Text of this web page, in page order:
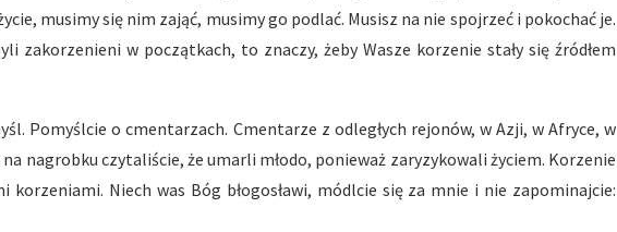
musimy się nim zająć, musimy go podlać. Musisz na nie spojrzeć i pokochać je.
zakorzenieni w początkach, to znaczy, żeby Wasze korzenie stały się źródłem
Pomyślcie o cmentarzach. Cmentarze z odległych rejonów, w Azji, w Afryce, w
nagrobku czytaliście, że umarli młodo, ponieważ zaryzykowali życiem. Korzenie
korzeniami. Niech was Bóg błogosławi, módlcie się za mnie i nie zapominajcie: